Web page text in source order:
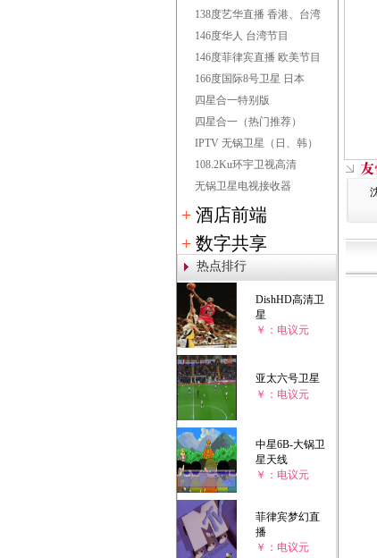
138度艺华直播 香港、台湾
146度华人 台湾节目
146度菲律宾直播 欧美节目
166度国际8号卫星 日本
四星合一特别版
四星合一（热门推荐）
IPTV 无锅卫星（日、韩）
108.2Ku环宇卫视高清
无锅卫星电视接收器
+ 酒店前端
+ 数字共享
热点排行
DishHD高清卫
星
￥：电议元
亚太六号卫星
￥：电议元
中星6B-大锅卫
星天线
￥：电议元
菲律宾梦幻直
播
￥：电议元